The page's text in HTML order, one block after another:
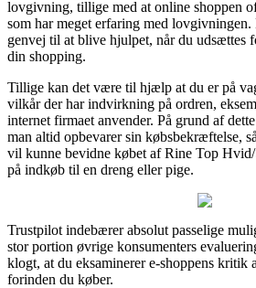
lovgivning, tillige med at online shoppen
som har meget erfaring med lovgivningen.
genvej til at blive hjulpet, når du udsættes
din shopping.
Tillige kan det være til hjælp at du er på
vilkår der har indvirkning på ordren,
internet firmaet anvender. På grund af
man altid opbevarer sin købsbekræftelse,
vil kunne bevidne købet af Rine Top
på indkøb til en dreng eller pige.
Trustpilot indebærer absolut passelige
stor portion øvrige konsumenters
klogt, at du eksaminerer e-shoppens
forinden du køber.